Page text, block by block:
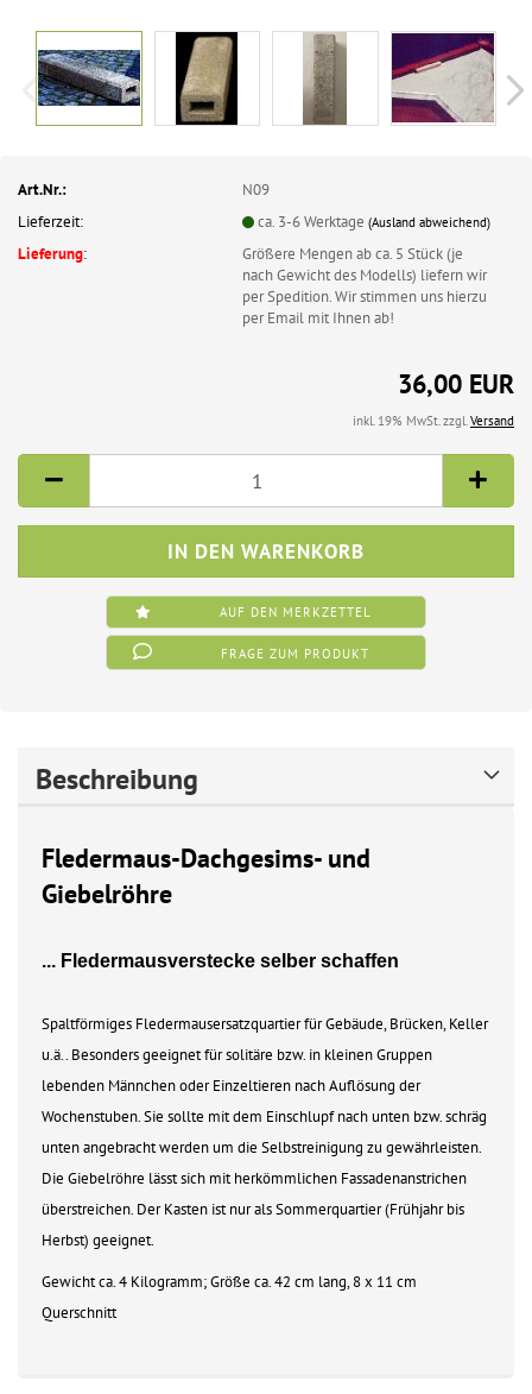
Art.Nr.:
N09
Lieferzeit:
ca. 3-6 Werktage(Ausland abweichend)
Lieferung:
Größere Mengen ab ca. 5 Stück (je
nach Gewicht des Modells) liefern wir
per Spedition. Wir stimmen uns hierzu
per Email mit Ihnen ab!
36,00 EUR
inkl. 19% MwSt. zzgl.Versand
AUF DEN MERKZETTEL
FRAGE ZUM PRODUKT
Beschreibung
Fledermaus-Dachgesims- und
Giebelröhre
... Fledermausverstecke selber schaffen
Spaltförmiges Fledermausersatzquartier für Gebäude, Brücken, Keller
u.ä.. Besonders geeignet für solitäre bzw. in kleinen Gruppen
lebenden Männchen oder Einzeltieren nach Auflösung der
Wochenstuben. Sie sollte mit dem Einschlupf nach unten bzw. schräg
unten angebracht werden um die Selbstreinigung zu gewährleisten.
Die Giebelröhre lässt sich mit herkömmlichen Fassadenanstrichen
überstreichen. Der Kasten ist nur als Sommerquartier (Frühjahr bis
Herbst) geeignet.
Gewicht ca. 4 Kilogramm; Größe ca. 42 cm lang, 8 x 11 cm
Querschnitt